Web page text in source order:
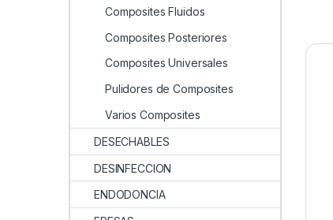
Composites Fluidos
Composites Posteriores
Composites Universales
Pulidores de Composites
Varios Composites
DESECHABLES
DESINFECCION
ENDODONCIA